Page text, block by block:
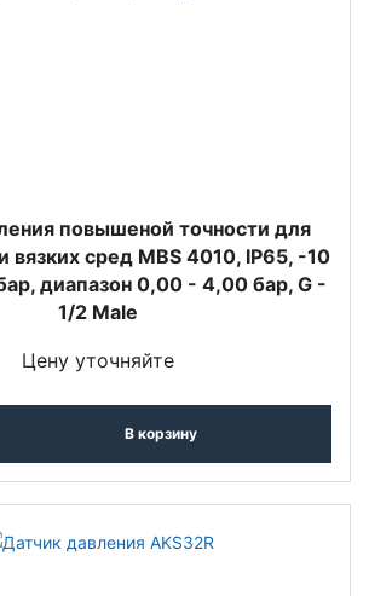
повышеной точности для
вязких сред MBS 4010, IP65, -10
диапазон 0,00 - 4,00 бар, G -
1/2 Male
Цену уточняйте
В корзину